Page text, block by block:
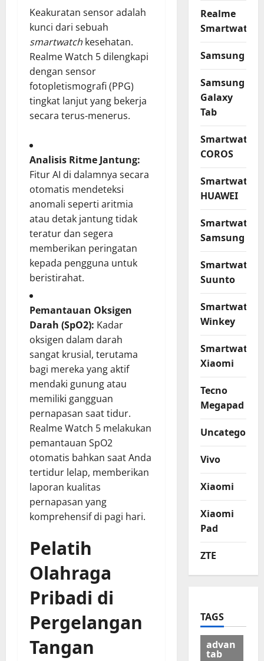
Keakuratan sensor adalah
kunci dari sebuah
smartwatch kesehatan.
Realme Watch 5 dilengkapi
dengan sensor
fotopletismografi (PPG)
tingkat lanjut yang bekerja
secara terus-menerus.
Analisis Ritme Jantung:
Fitur AI di dalamnya secara
otomatis mendeteksi
anomali seperti aritmia
atau detak jantung tidak
teratur dan segera
memberikan peringatan
kepada pengguna untuk
beristirahat.
Pemantauan Oksigen
Darah (SpO2): Kadar
oksigen dalam darah
sangat krusial, terutama
bagi mereka yang aktif
mendaki gunung atau
memiliki gangguan
pernapasan saat tidur.
Realme Watch 5 melakukan
pemantauan SpO2
otomatis bahkan saat Anda
tertidur lelap, memberikan
laporan kualitas
pernapasan yang
komprehensif di pagi hari.
Pelatih
Olahraga
Pribadi di
Pergelangan
Tangan
Realme
Smartwatch
Samsung
Samsung
Galaxy
Tab
Smartwatch
COROS
Smartwatch
HUAWEI
Smartwatch
Samsung
Smartwatch
Suunto
Smartwatch
Winkey
Smartwatch
Xiaomi
Tecno
Megapad
Vivo
Xiaomi
Xiaomi
Pad
ZTE
TAGS
advan
tab